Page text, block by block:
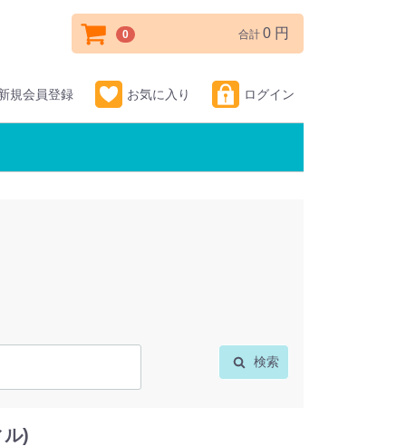
規会員登録 お気に入り ログイン
0 合計 0 円
検索
ル)